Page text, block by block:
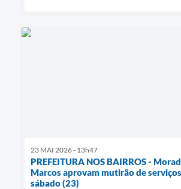
23 MAI 2026 - 13h47
PREFEITURA NOS BAIRROS -
Marcos aprovam mutirão de
sábado (23)